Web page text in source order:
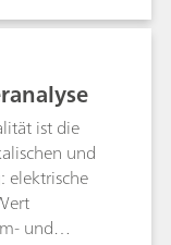
Iodat
Iods) mit
selbst in
neben
zu
ist die
und
elektrische
und